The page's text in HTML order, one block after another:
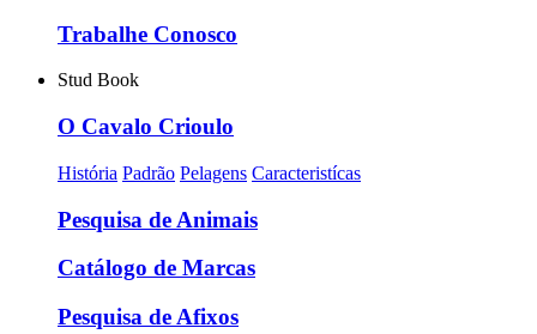
Trabalhe Conosco
Stud Book
O Cavalo Crioulo
História Padrão Pelagens Caracteristícas
Pesquisa de Animais
Catálogo de Marcas
Pesquisa de Afixos